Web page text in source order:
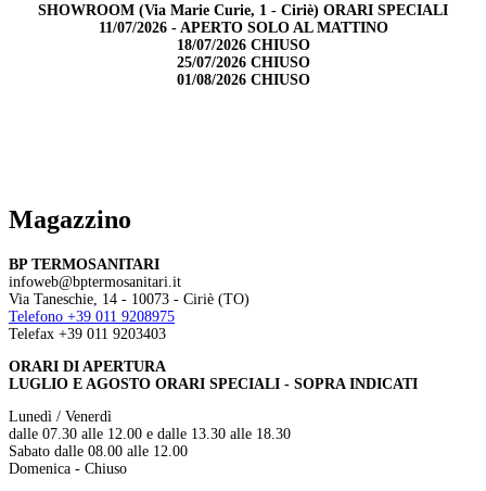
SHOWROOM (Via Marie Curie, 1 - Ciriè) ORARI SPECIALI
11/07/2026 - APERTO SOLO AL MATTINO
18/07/2026 CHIUSO
25/07/2026 CHIUSO
01/08/2026 CHIUSO
Magazzino
BP TERMOSANITARI
infoweb@bptermosanitari.it
Via Taneschie, 14 - 10073 - Ciriè (TO)
Telefono +39 011 9208975
Telefax +39 011 9203403
ORARI DI APERTURA
LUGLIO E AGOSTO ORARI SPECIALI - SOPRA INDICATI
Lunedì / Venerdì
dalle 07.30 alle 12.00 e dalle 13.30 alle 18.30
Sabato dalle 08.00 alle 12.00
Domenica - Chiuso